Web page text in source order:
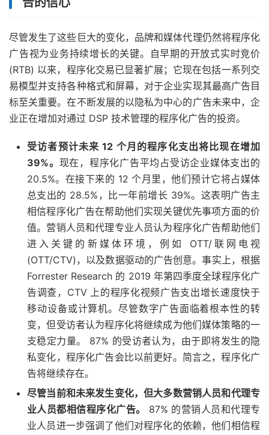
尽管发生了这些巨大的变化，品牌和媒体代理仍然将程序化
广告视为业务持续增长的关键。自早期的开放式实时竞价
(RTB) 以来，程序化交易已显著扩展；它现在包括一系列交
易模型并支持各种格式和屏幕，对于企业实现其最高广告目
标至关重要。在不断发展的以隐私为中心的广告未来中，企
业正在增加对通过 DSP 技术管理的程序化广告的投资。
受访者预计未来 12 个月的程序化支出将比现在增加
39%。 现在，程序化广告平均占受访企业媒体支出的
20.5%。在接下来的 12 个月里，他们预计它将占媒体
总支出的 28.5%，比一年前增长 39%。这表明广告主
相信程序化广告在帮助他们实现关键优先事项方面的价
值。营销人员和代理专业人员认为程序化广告帮助他们
进入关键的新媒体环境，例如 OTT/联网电视
(OTT/CTV)，以及数据驱动的广告创意。事实上，根据
Forrester Research 的 2019 年第四季度全球程序化广
告调查，CTV 上的程序化视频广告支出增长速度快于
移动设备或计算机。尽管数字广告面临着根本性的转
变，但受访者认为程序化将继续成为他们媒体策略的一
支稳定力量。 87% 的受访者认为，由于即将发生的隐
私变化，程序化广告会比以前更好。简言之，程序化广
告将继续存在。
尽管当前和未来发生变化，但大多数营销人员和代理专
业人员都相信程序化广告。
87% 的营销人员和代理专
业人员进一步强调了他们对程序化的依赖，他们相信程